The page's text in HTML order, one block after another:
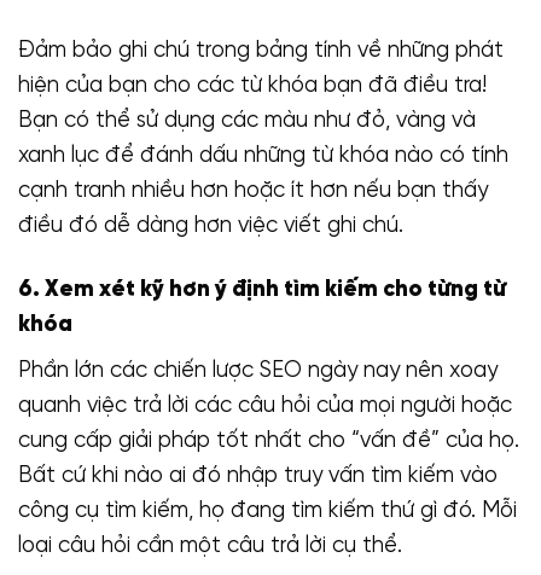
Đảm bảo ghi chú trong bảng tính về những phát
hiện của bạn cho các từ khóa bạn đã điều tra!
Bạn có thể sử dụng các màu như đỏ, vàng và
xanh lục để đánh dấu những từ khóa nào có tính
cạnh tranh nhiều hơn hoặc ít hơn nếu bạn thấy
điều đó dễ dàng hơn việc viết ghi chú.
6. Xem xét kỹ hơn ý định tìm kiếm cho từng từ
khóa
Phần lớn các chiến lược SEO ngày nay nên xoay
quanh việc trả lời các câu hỏi của mọi người hoặc
cung cấp giải pháp tốt nhất cho “vấn đề” của họ.
Bất cứ khi nào ai đó nhập truy vấn tìm kiếm vào
công cụ tìm kiếm, họ đang tìm kiếm thứ gì đó. Mỗi
loại câu hỏi cần một câu trả lời cụ thể.